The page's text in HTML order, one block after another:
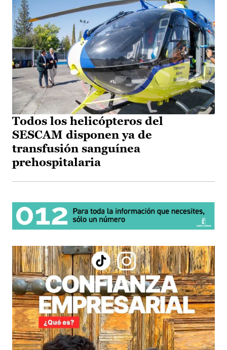
Todos los helicópteros del
SESCAM disponen ya de
transfusión sanguínea
prehospitalaria